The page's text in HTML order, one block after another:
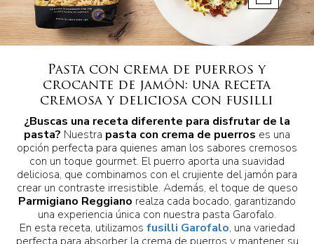
Pasta con crema de puerros y
crocante de jamón: una receta
cremosa y deliciosa con fusilli
¿Buscas una receta diferente para disfrutar de la
pasta? Nuestra pasta con crema de puerros es una
opción perfecta para quienes aman los sabores cremosos
con un toque gourmet. El puerro aporta una suavidad
deliciosa, que combinamos con el crujiente del jamón para
crear un contraste irresistible. Además, el toque de queso
Parmigiano Reggiano realza cada bocado, garantizando
una experiencia única con nuestra pasta Garofalo.
En esta receta, utilizamos fusilli Garofalo, una variedad